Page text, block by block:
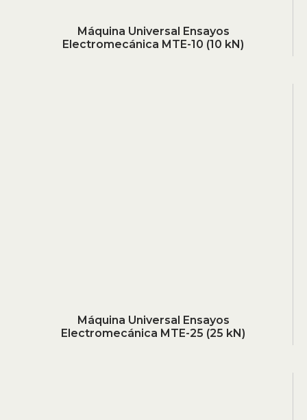
Máquina Universal Ensayos
Electromecánica MTE-10 (10 kN)
Máquina Universal Ensayos
Electromecánica MTE-25 (25 kN)